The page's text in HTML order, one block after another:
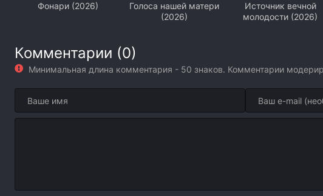
Фонари (2026)
Голоса нашей матери
(2026)
Источник вечной
молодости (2026)
Комментарии (0)
Минимальная длина комментария - 50 знаков. Комментарии